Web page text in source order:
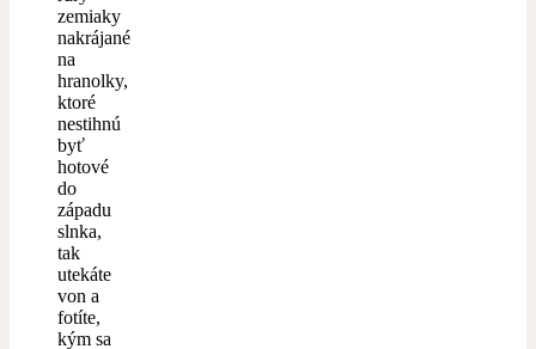
zemiaky
nakrájané
na
hranolky,
ktoré
nestihnú
byť
hotové
do
západu
slnka,
tak
utekáte
von a
fotíte,
kým sa